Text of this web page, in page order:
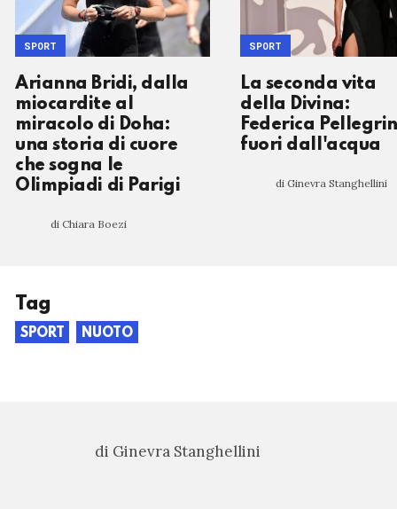
Arianna Bridi, dalla
miocardite al
miracolo di Doha:
una storia di cuore
che sogna le
Olimpiadi di Parigi
di Chiara Boezi
SPORT
La seconda vita
della Divina:
Federica
fuori dall'acqua
di Ginevra Stanghellini
SPORT
Tag
SPORT NUOTO
di Ginevra Stanghellini